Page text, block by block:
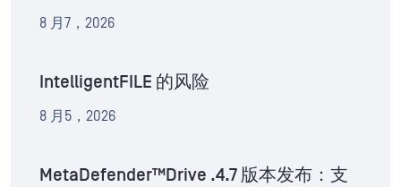
8 月7，2026
IntelligentFILE 的风险
8 月5，2026
MetaDefender™Drive .4.7 版本发布：支